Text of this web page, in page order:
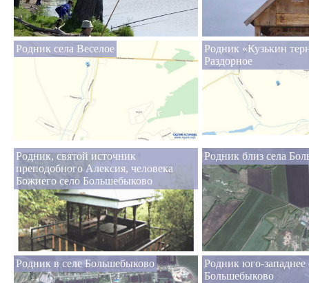
Родник села Веселое
Родник «Кузькин
Раздорное
Родник, святой источник
преподобного Алексия, человека
Божиего село Большебыково
Родник близ села
Родник в селе Большебыково
Родник юго-западнее
Большебыково